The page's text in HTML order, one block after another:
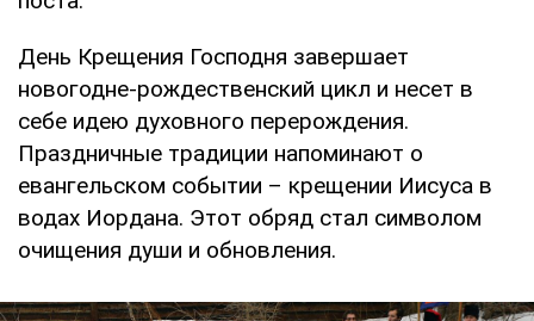
День Крещения Господня завершает
новогодне-рождественский цикл и несет в
себе идею духовного перерождения.
Праздничные традиции напоминают о
евангельском событии – крещении Иисуса в
водах Иордана. Этот обряд стал символом
очищения души и обновления.